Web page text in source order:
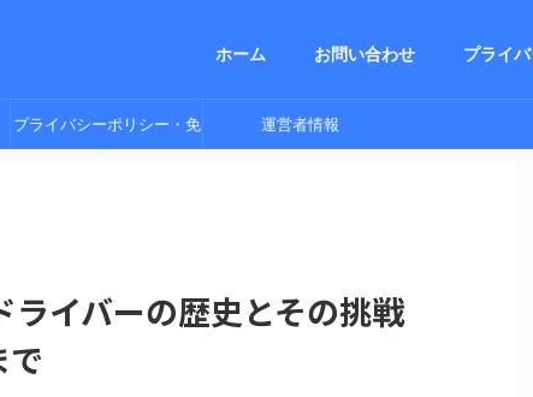
ホーム お問い合わせ プライ
プライバシーポリシー・免 運営者情報
ライバーの歴史とその挑戦